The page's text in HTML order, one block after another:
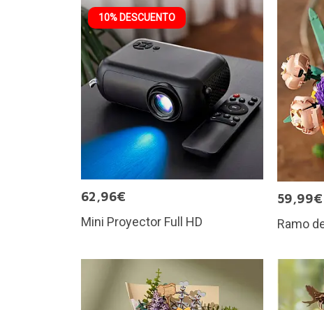
10% DESCUENTO
62,96€
Mini Proyector Full HD
59,99€
Ramo